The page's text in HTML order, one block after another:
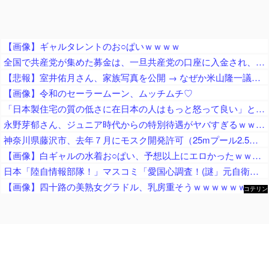
【画像】ギャルタレントのお○ぱいｗｗｗｗ
全国で共産党が集めた募金は、一旦共産党の口座に入金され、まとめて、被災自治体や団体（農協や漁協など）にも届けられます
【悲報】室井佑月さん、家族写真を公開 → なぜか米山隆一議員の姿が消えてネットで話題に → 「レスバで忙しいの？」「撮影係に徹してるのか？」
【画像】令和のセーラームーン、ムッチムチ♡
「日本製住宅の質の低さに在日本の人はもっと怒って良い」と在米邦人が御忠告、アメリカ製の家屋なら冷房無しでも快適に過ごせて……
永野芽郁さん、ジュニア時代からの特別待遇がヤバすぎるｗｗｗｗｗ
神奈川県藤沢市、去年７月にモスク開発許可（25mプール2.5個分くらいのサイズ） → 反対署名3万人超、藤沢市議会にモスク反対の請願・陳情が40件以上 → 市議会、すべて否決
【画像】白ギャルの水着お○ぱい、予想以上にエロかったｗｗｗｗ
日本「陸自情報部隊！」マスコミ「愛国心調査！(謎」元自衛隊員「対外情報部門の現地情報隊が調査(実在する人物か不明な証言」朝霞駐屯地「火災発生(因果関係不明」→
【画像】四十路の美熟女グラドル、乳房重そうｗｗｗｗｗｗｗｗｗｗｗｗ
コテリン